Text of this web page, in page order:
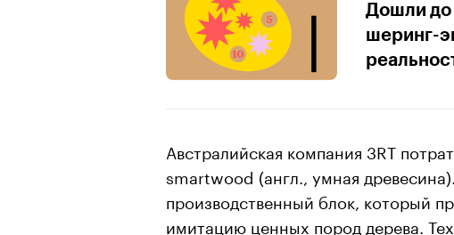
Дошли до
шеринг-
Австралийская компания 3RT
smartwood (англ., умная
производственный блок, который
имитацию ценных пород дерева.